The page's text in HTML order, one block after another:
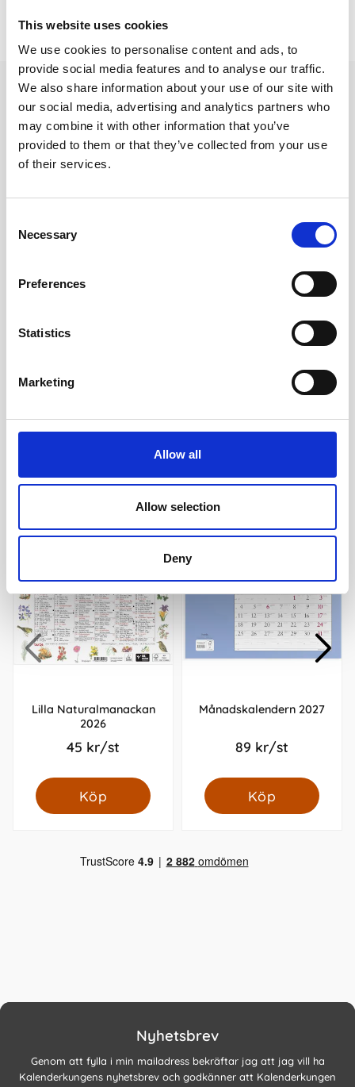
This website uses cookies
We use cookies to personalise content and ads, to
provide social media features and to analyse our traffic.
We also share information about your use of our site with
our social media, advertising and analytics partners who
may combine it with other information that you’ve
provided to them or that they’ve collected from your use
of their services.
Selection
Necessary
Preferences
Statistics
Marketing
Allow all
Allow selection
Deny
Andra tittade även på
Filofax Dagbok Personal
Köp
Filofax Dagbok Personal
D/S 2027 (9,5x17,1cm)
Köp
Andra köpte även
Lilla Naturalmanackan
2026
45 kr/st
Köp
Månadskalendern 2027
89 kr/st
Köp
Nyhetsbrev
Genom att fylla i min mailadress bekräftar jag att jag vill ha
Kalenderkungens nyhetsbrev och godkänner att Kalenderkungen